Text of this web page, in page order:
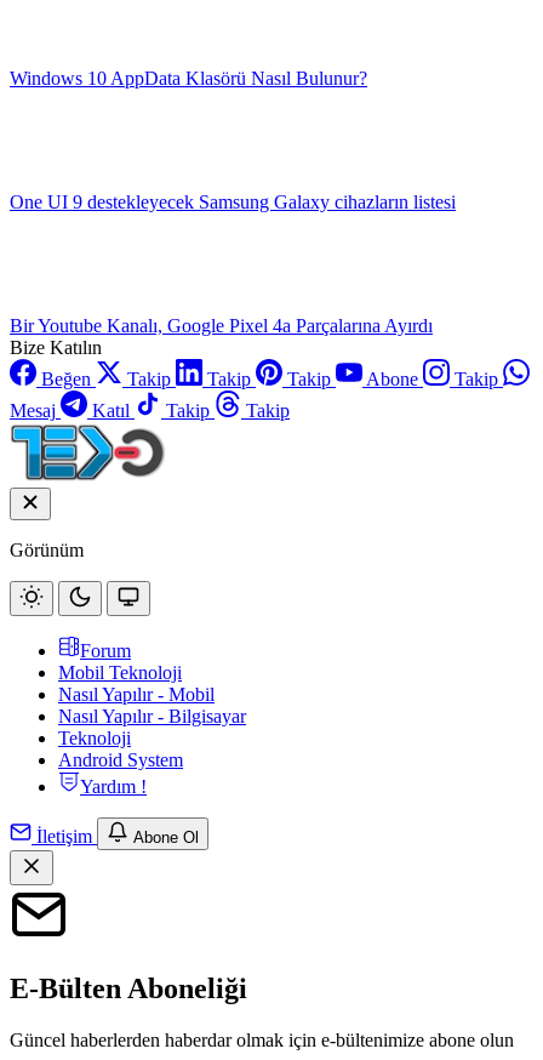
Windows 10 AppData Klasörü Nasıl Bulunur?
One UI 9 destekleyecek Samsung Galaxy cihazların listesi
Bir Youtube Kanalı, Google Pixel 4a Parçalarına Ayırdı
Bize Katılın
Beğen
Takip Takip Takip Abone
Takip
Mesaj
Katıl Takip Takip
Görünüm
Forum
Mobil Teknoloji
Nasıl Yapılır - Mobil
Nasıl Yapılır - Bilgisayar
Teknoloji
Android System
Yardım !
İletişim Abone Ol
E-Bülten Aboneliği
Güncel haberlerden haberdar olmak için e-bültenimize abone olun